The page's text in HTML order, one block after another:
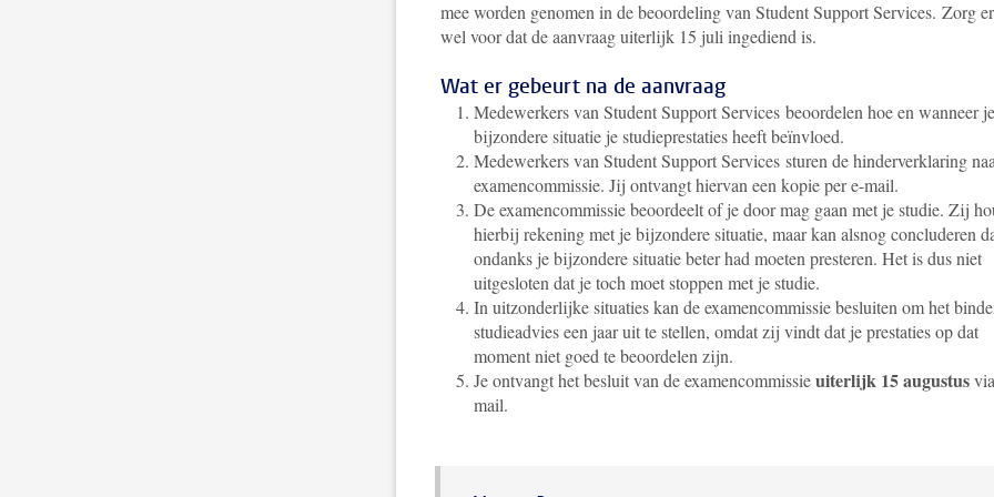
mee worden genomen in de beoordeling van Student Support Services. Zorg er
wel voor dat de aanvraag uiterlijk 15 juli ingediend is.
Wat er gebeurt na de aanvraag
Medewerkers van Student Support Services beoordelen hoe en wanneer je
bijzondere situatie je studieprestaties heeft beïnvloed.
Medewerkers van Student Support Services sturen de hinderverklaring
examencommissie. Jij ontvangt hiervan een kopie per e-mail.
De examencommissie beoordeelt of je door mag gaan met je studie. Zij
hierbij rekening met je bijzondere situatie, maar kan alsnog concluderen
ondanks je bijzondere situatie beter had moeten presteren. Het is dus niet
uitgesloten dat je toch moet stoppen met je studie.
In uitzonderlijke situaties kan de examencommissie besluiten om het
studieadvies een jaar uit te stellen, omdat zij vindt dat je prestaties op dat
moment niet goed te beoordelen zijn.
Je ontvangt het besluit van de examencommissieuiterlijk 15 augustus
mail.